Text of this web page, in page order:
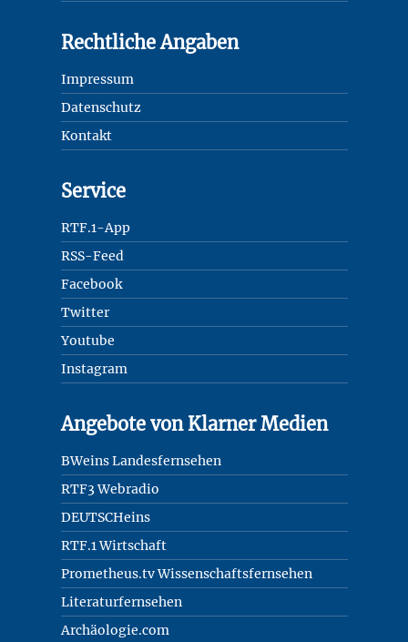
Rechtliche Angaben
Impressum
Datenschutz
Kontakt
Service
RTF.1-App
RSS-Feed
Facebook
Twitter
Youtube
Instagram
Angebote von Klarner Medien
BWeins Landesfernsehen
RTF3 Webradio
DEUTSCHeins
RTF.1 Wirtschaft
Prometheus.tv Wissenschaftsfernsehen
Literaturfernsehen
Archäologie.com